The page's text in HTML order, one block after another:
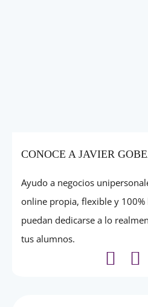
CONOCE A JAVIER
Ayudo a negocios
online propia, flexible y
puedan dedicarse a lo
tus alumnos.